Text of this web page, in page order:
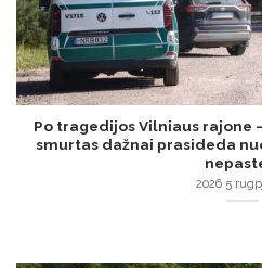
Po tragedijos Vilniaus rajone
smurtas dažnai prasideda
2026 5